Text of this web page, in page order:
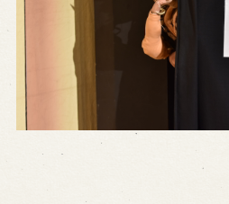
淡路島と国生み神話
淡路人形浄瑠璃の歴史
淡路人形独自の演目
南あわじ市の伝統芸能
ご利用案内
営業日時・料金